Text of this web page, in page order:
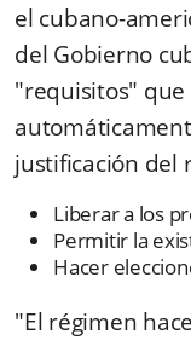
el cubano-
del Gobierno
"requisitos" que
justificación del
Liberar a los
Permitir la
Hacer
"El régimen